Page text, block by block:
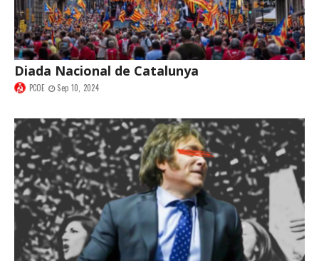
Diada Nacional de Catalunya
PCOE Sep 10, 2024